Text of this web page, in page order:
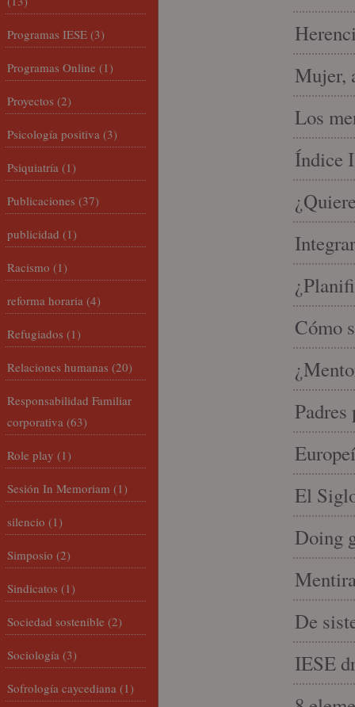
Mujer,
Los
Índice
Cómo
Padres
El
Doing
De
IESE
Programas IESE (3)
Programas Online (1)
Proyectos (2)
Psicología positiva (3)
Psiquiatría (1)
Publicaciones (37)
publicidad (1)
Racismo (1)
reforma horaria (4)
Refugiados (1)
Relaciones humanas (20)
Responsabilidad Familiar
corporativa (63)
Role play (1)
Sesión In Memoriam (1)
silencio (1)
Simposio (2)
Sindicatos (1)
Sociedad sostenible (2)
Sociología (3)
Sofrología caycediana (1)